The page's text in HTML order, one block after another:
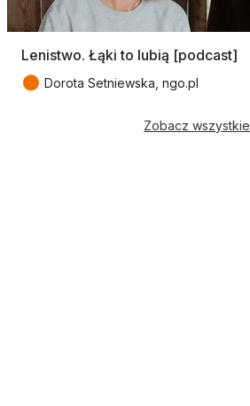
Lenistwo. Łąki to lubią [podcast]
● Dorota Setniewska, ngo.pl
Zobacz wszystkie